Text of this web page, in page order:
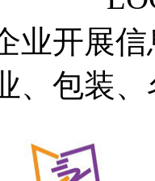
业开展
、包装